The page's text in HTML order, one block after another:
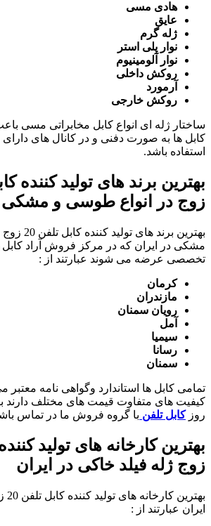
هادی مسی
عایق
ژله گرم
نوار پلی استر
نوار آلومینیوم
روکش داخلی
آرمورد
روکش خارجی
ساختار ژله ای انواع کابل مخابراتی مسی
کابل ها به صورت دفنی و در کانال های دارای
استفاده باشد.
زوج در انواع طوسی و مشکی
بهترین
مشکی در ایران که در مرکز فروش آراد
تخصصی عرضه می شوند عبارتند از :
کرمان
مازندران
رویان سمنان
آمل
سیمیا
رسانا
سمنان
تمامی کابل ها استاندارد وگواهی نامه
کیفیت های متفاوت قیمت های مختلف دارند
روزکابل تلفن با گروه فروش ما در تماس
زوج ژله فیلد خاکی در ایران
ایران عبارتند از :